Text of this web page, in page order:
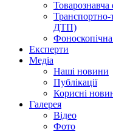
Товарознавча
Транспортно-
ДТП)
Фоноскопічна
Експерти
Медіа
Наші новини
Публікації
Корисні
Галерея
Відео
Фото